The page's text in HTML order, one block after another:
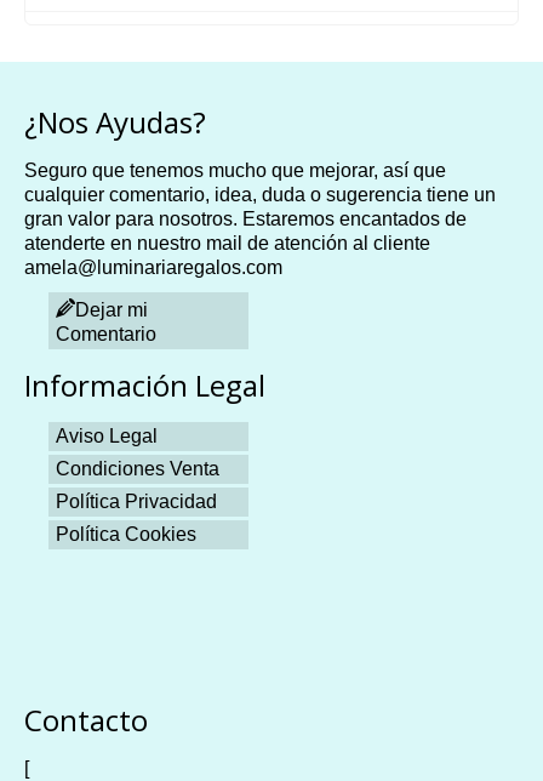
¿Nos Ayudas?
Seguro que tenemos mucho que mejorar, así que
cualquier comentario, idea, duda o sugerencia tiene un
gran valor para nosotros. Estaremos encantados de
atenderte en nuestro mail de atención al cliente
amela@luminariaregalos.com
Dejar mi
Comentario
Información Legal
Aviso Legal
Condiciones Venta
Política Privacidad
Política Cookies
Contacto
[